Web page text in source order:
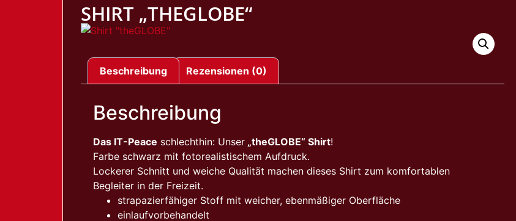
SHIRT „THEGLOBE“
Beschreibung Rezensionen (0)
Beschreibung
Das IT-Peace schlechthin: Unser „theGLOBE“ Shirt!
Farbe schwarz mit fotorealistischem Aufdruck.
Lockerer Schnitt und weiche Qualität machen dieses Shirt zum komfortablen
Begleiter in der Freizeit.
strapazierfähiger Stoff mit weicher, ebenmäßiger Oberfläche
einlaufvorbehandelt